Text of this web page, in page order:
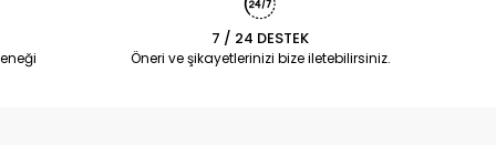
7 / 24 DESTEK
Öneri ve şikayetlerinizi bize iletebilirsiniz.